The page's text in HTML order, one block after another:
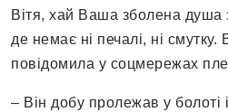
Вітя, хай Ваша зболена душа
де немає ні печалі, ні смутку.
повідомила у соцмережах
– Він добу пролежав у болоті